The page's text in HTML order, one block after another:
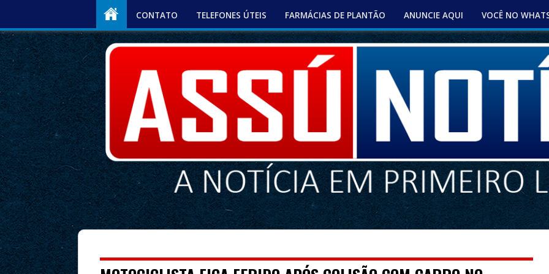
CONTATO TELEFONES ÚTEIS FARMÁCIAS DE PLANTÃO ANUNCIE AQUI VOCÊ NO